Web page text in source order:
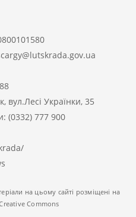
Українки, 35
(0332) 777 900
на цьому сайті розміщені на
Commons